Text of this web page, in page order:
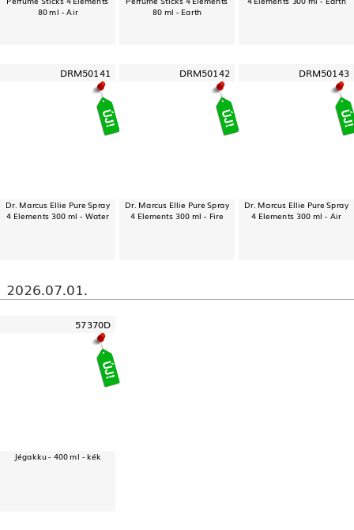
80 ml - Air
80 ml - Earth
DRM50141
Dr. Marcus Ellie Pure Spray
4 Elements 300 ml - Water
DRM50142
Dr. Marcus Ellie Pure Spray
4 Elements 300 ml - Fire
DRM50143
Dr. Marcus Ellie Pure Spray
4 Elements 300 ml - Air
2026.07.01.
57370D
Jégakku - 400 ml - kék